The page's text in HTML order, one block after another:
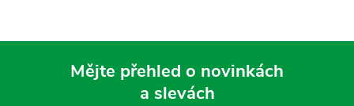
Mějte přehled o novinkách
a slevách